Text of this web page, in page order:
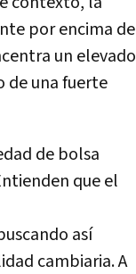
por encima de
un elevado
de una fuerte
de bolsa
que el
así
cambiaria. A